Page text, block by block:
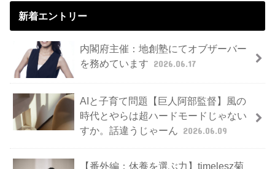
新着エントリー
内閣府主催：地創塾にてオブザーバー
を務めています 2026.06.17
AIと子育て問題【巨人阿部監督】風の
時代とやらは超ハードモードじゃない
すか。話違うじゃーん 2026.06.09
【番外編：休養を選ぶ力】timelesz菊